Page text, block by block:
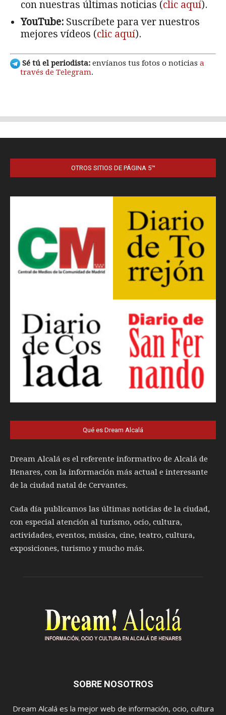
OTROS SITIOS DE PÁGINA 5™
Qué es Dream Alcalá
Dream Alcalá es el referente informativo de Alcalá de
Henares, con la información más actual e interesante
de la ciudad natal de Cervantes.
Cada día publicamos las últimas noticias de la ciudad,
con especial atención al turismo, ocio, cultura,
actividades, eventos, música, cine, teatro, cultura,
exposiciones, turismo y mucho más.
SOBRE NOSOTROS
Dream Alcalá es la mejor web de información, ocio, cultura